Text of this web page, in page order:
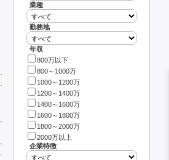
業種
勤務地
年収
800万以下
800～1000万
1000～1200万
1200～1400万
1400～1600万
1600～1800万
1800～2000万
2000万以上
企業特徴